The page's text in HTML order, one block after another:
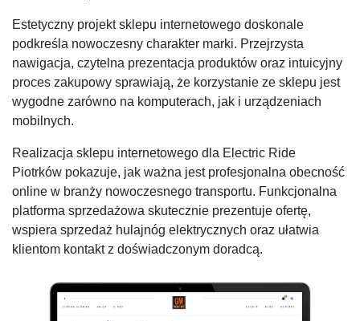
Estetyczny projekt sklepu internetowego doskonale
podkreśla nowoczesny charakter marki. Przejrzysta
nawigacja, czytelna prezentacja produktów oraz intuicyjny
proces zakupowy sprawiają, że korzystanie ze sklepu jest
wygodne zarówno na komputerach, jak i urządzeniach
mobilnych.
Realizacja sklepu internetowego dla Electric Ride
Piotrków pokazuje, jak ważna jest profesjonalna obecność
online w branży nowoczesnego transportu. Funkcjonalna
platforma sprzedażowa skutecznie prezentuje ofertę,
wspiera sprzedaż hulajnóg elektrycznych oraz ułatwia
klientom kontakt z doświadczonym doradcą.